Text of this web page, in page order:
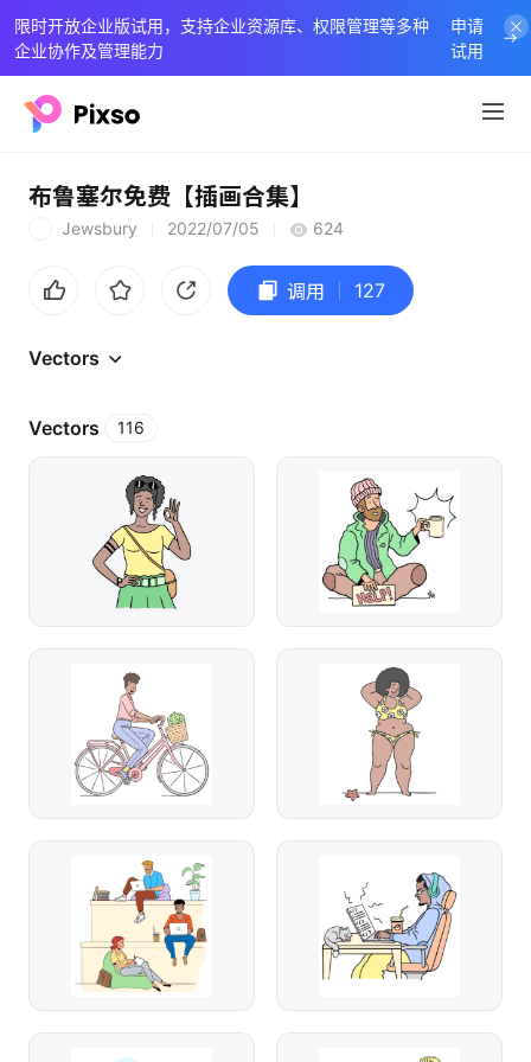
限时开放企业版试用，支持企业资源库、权限管理等多种
企业协作及管理能力
申请
试用
布鲁塞尔免费【插画合集】
Jewsbury 2022/07/05 624
调用 127
Vectors
Vectors 116